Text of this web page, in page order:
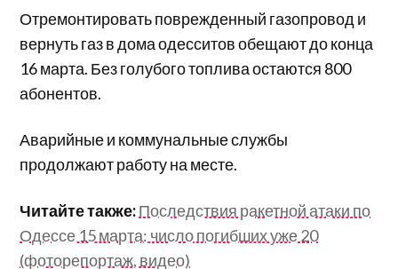
Отремонтировать поврежденный газопровод и
вернуть газ в дома одесситов обещают до конца
16 марта. Без голубого топлива остаются 800
абонентов.
Аварийные и коммунальные службы
продолжают работу на месте.
Читайте также:Последствия ракетной атаки по
Одессе 15 марта: число погибших уже 20
(фоторепортаж, видео)